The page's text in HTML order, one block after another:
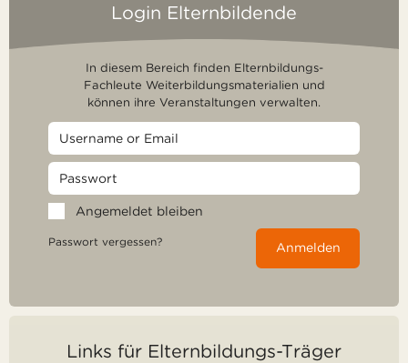
Login Elternbildende
In diesem Bereich finden Elternbildungs-
Fachleute Weiterbildungsmaterialien und
können ihre Veranstaltungen verwalten.
Angemeldet bleiben
Passwort vergessen? Anmelden
Links für Elternbildungs-Träger